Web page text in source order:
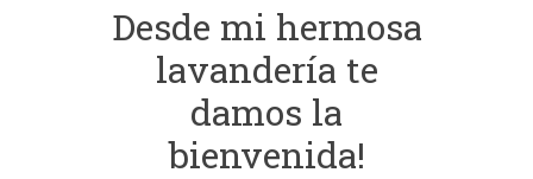
Desde mi hermosa
lavandería te
damos la
bienvenida!